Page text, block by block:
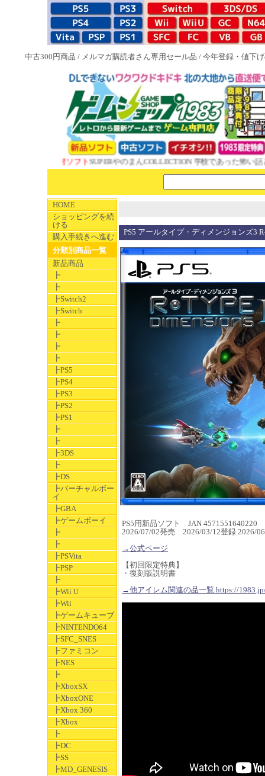
中古300円商品 / メルマガ購読者さん専用セール品 / 今年登録・値下
特典付ソフトSUPERやのまんCOLLECTION 学校であった怖い話と晦󠄀
HOME
ショッピングを続
ける
購入手続きへ進む
分類別商品一覧
新品商品
┣
┣
┣Switch2
┣Switch
┣
┣
┣
┣
┣PS5
┣PS4
┣PS3
┣PS2
┣PS1
┣
┣
┣3DS
┣
┣DS
┣バーチャルボー
イ
┣GBA
┣ゲームボーイ
┣
┣
┣PSVita
┣PSP
┣
┣Wii U
┣Wii
┣ゲームキューブ
┣NINTENDO64
┣SFC_SNES
┣ファミコン
┣NES
┣
┣XboxSX
┣XboxONE
┣Xbox 360
┣Xbox
┣
┣DC
┣SS
┣MD_GENESIS
PS5 アールタイプ・ディメンジョンズ3
PS5用新品ソフト JAN 4571551640220
2026/07/02発売 2026/03/12登録 2026/
→公式ページ
【初回限定特典】
・復刻版説明書
→他アイレム関連の品一覧 https://